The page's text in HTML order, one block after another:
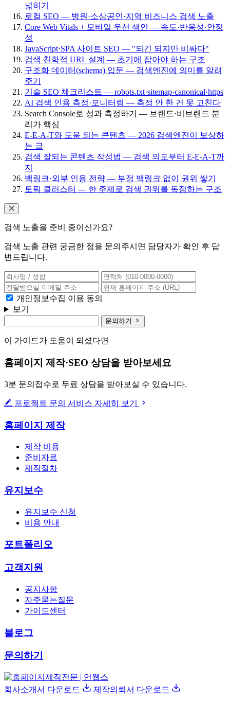
넓히기
로컬 SEO — 병원·소상공인·지역 비즈니스 검색 노출
Core Web Vitals + 모바일 우선 색인 — 속도·반응성·안정
성
JavaScript·SPA 사이트 SEO — "되긴 되지만 비싸다"
검색 친화적 URL 설계 — 초기에 잡아야 하는 구조
구조화 데이터(schema) 입문 — 검색엔진에 의미를 알려
주기
기술 SEO 체크리스트 — robots.txt·sitemap·canonical·https
AI 검색 인용 측정·모니터링 — 측정 안 한 건 못 고친다
Search Console로 성과 측정하기 — 브랜드·비브랜드 분
리가 핵심
E-E-A-T와 도움 되는 콘텐츠 — 2026 검색엔진이 보상하
는 글
검색 잘되는 콘텐츠 작성법 — 검색 의도부터 E-E-A-T까
지
백링크·외부 인용 전략 — 부정 백링크 없이 권위 쌓기
토픽 클러스터 — 한 주제로 검색 권위를 독점하는 구조
검색 노출을 준비 중이신가요?
검색 노출 관련 궁금한 점을 문의주시면 담당자가 확인 후 답
변드립니다.
개인정보수집 이용 동의
보기
문의하기
이 가이드가 도움이 되셨다면
홈페이지 제작·SEO 상담을 받아보세요
3분 문의접수로 무료 상담을 받아보실 수 있습니다.
프로젝트 문의 서비스 자세히 보기
홈페이지 제작
제작 비용
준비자료
제작절차
유지보수
유지보수 신청
비용 안내
포트폴리오
고객지원
공지사항
자주묻는질문
가이드센터
블로그
문의하기
회사소개서 다운로드 제작의뢰서 다운로드